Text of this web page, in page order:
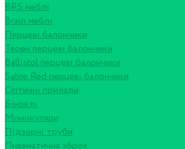
BRS меблі
Brain меблі
Перцеві балончики
Терен перцеві балончики
Ballistol перцеві балончики
Sabre Red перцеві балончики
Оптичні прилади
Біноклі
Монокуляри
Підзорні труби
Пневматична зброя